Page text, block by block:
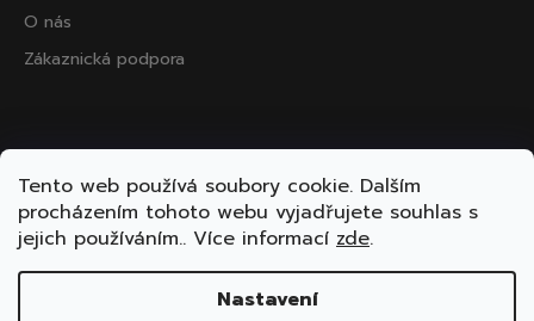
Tento web používá soubory cookie. Dalším
procházením tohoto webu vyjadřujete souhlas s
jejich používáním.. Více informací zde.
Nastavení
O nás
Zákaznická podpora
Přijímáme online platby